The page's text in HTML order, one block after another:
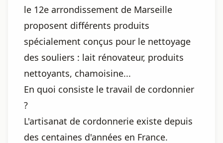
le 12e arrondissement de Marseille
proposent différents produits
spécialement conçus pour le nettoyage
des souliers : lait rénovateur, produits
nettoyants, chamoisine...
En quoi consiste le travail de cordonnier
?
L'artisanat de cordonnerie existe depuis
des centaines d'années en France.